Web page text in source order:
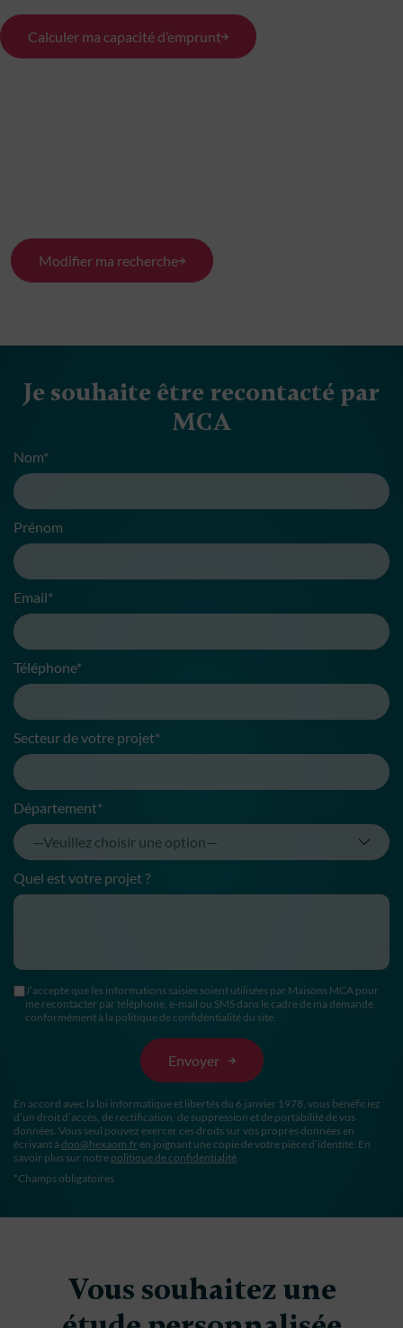
Calculer ma capacité d’emprunt
Modifier ma recherche
Je souhaite être recontacté par
MCA
Nom*
Prénom
Email*
Téléphone*
Secteur de votre projet*
Département*
Quel est votre projet ?
J’accepte que les informations saisies soient utilisées par Maisons MCA pour
me recontacter par téléphone, e-mail ou SMS dans le cadre de ma demande,
conformément à la politique de confidentialité du site.
En accord avec la loi informatique et libertés du 6 janvier 1978, vous bénéficiez
d’un droit d’accès, de rectification, de suppression et de portabilité de vos
données. Vous seul pouvez exercer ces droits sur vos propres données en
écrivant à dpo@hexaom.fr en joignant une copie de votre pièce d’identité. En
savoir plus sur notre politique de confidentialité.
*Champs obligatoires
Vous souhaitez une